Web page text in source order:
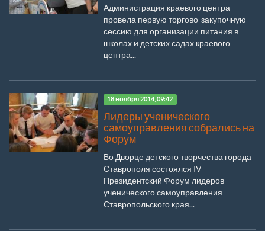
Администрация краевого центра
провела первую торгово-закупочную
сессию для организации питания в
школах и детских садах краевого
центра...
18 ноября 2014, 09:42
Лидеры ученического
самоуправления собрались на
Форум
Во Дворце детского творчества города
Ставрополя состоялся IV
Президентский Форум лидеров
ученического самоуправления
Ставропольского края...